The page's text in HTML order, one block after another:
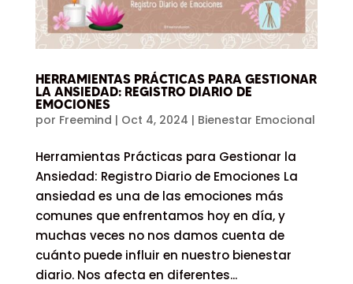
HERRAMIENTAS PRÁCTICAS PARA GESTIONAR
LA ANSIEDAD: REGISTRO DIARIO DE
EMOCIONES
por Freemind | Oct 4, 2024 | Bienestar Emocional
Herramientas Prácticas para Gestionar la
Ansiedad: Registro Diario de Emociones La
ansiedad es una de las emociones más
comunes que enfrentamos hoy en día, y
muchas veces no nos damos cuenta de
cuánto puede influir en nuestro bienestar
diario. Nos afecta en diferentes...